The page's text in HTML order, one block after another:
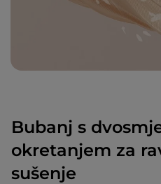
Bubanj s
okretanjem za
sušenje